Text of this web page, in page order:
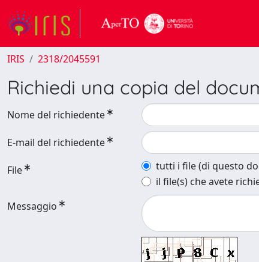
IRIS 2318/2045591
Richiedi una copia del
Nome del richiedente
E-mail del richiedente
File
tutti i file (di questo
il file(s) che avete
Messaggio